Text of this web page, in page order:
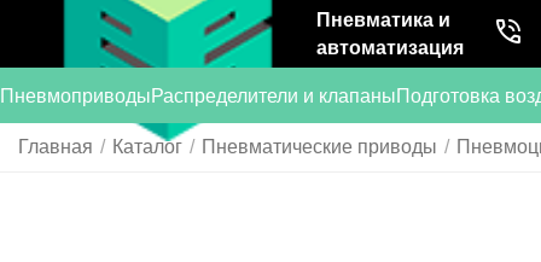
Пневматика и
автоматизация
ПневмоприводыРаспределители и клапаныПодготовка
Главная / Каталог / Пневматические приводы /